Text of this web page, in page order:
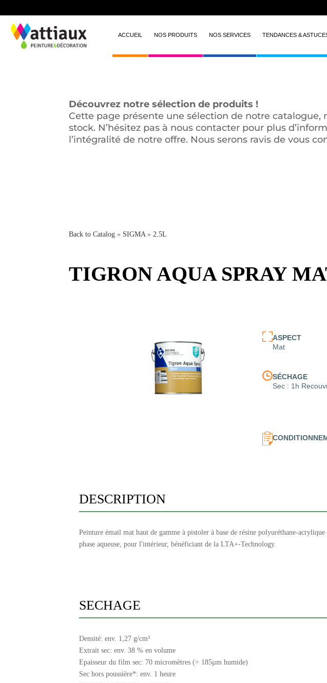
ACCUEIL NOS PRODUITS NOS SERVICES TENDANCES &
Découvrez notre sélection de produits !
Cette page présente une sélection de notre catalogue,
stock. N’hésitez pas à nous contacter pour plus
l’intégralité de notre offre. Nous serons ravis de vous
Back to Catalog SIGMA 2.5L
TIGRON AQUA SPRAY
ASPECT
Mat
SÉCHAGE
Sec : 1h
DESCRIPTION
Peinture émail mat haut de gamme à pistoler à base de résine polyuréthane-acrylique
phase aqueuse, pour l'intérieur, bénéficiant de la LTA+-Technology.
SECHAGE
Densité: env. 1,27 g/cm³
Extrait sec: env. 38 % en volume
Epaisseur du film sec: 70 micromètres (= 185µm humide)
Sec hors poussière*: env. 1 heure